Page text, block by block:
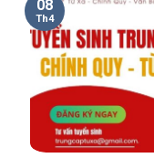
08
Th4